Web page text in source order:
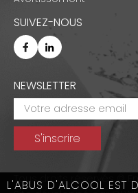
L'ABUS D'ALCOOL EST
SUIVEZ-NOUS
NEWSLETTER
Tous droits réservés ©